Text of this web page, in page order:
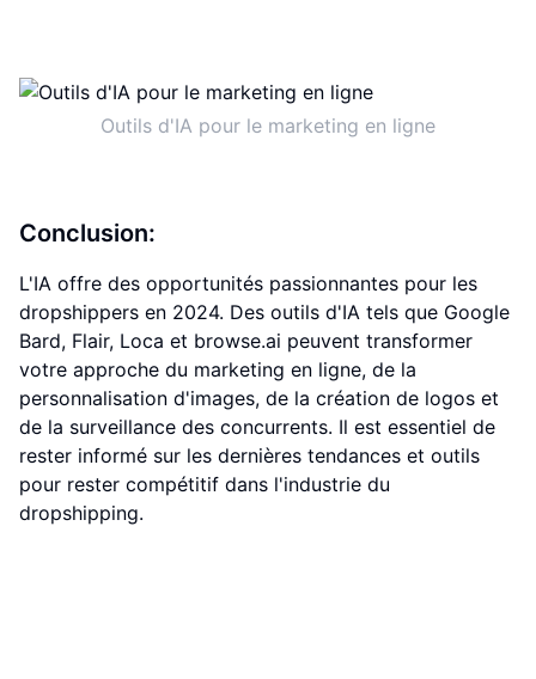
Outils d'IA pour le marketing en ligne
Conclusion:
L'IA offre des opportunités passionnantes pour les
dropshippers en 2024. Des outils d'IA tels que Google
Bard, Flair, Loca et browse.ai peuvent transformer
votre approche du marketing en ligne, de la
personnalisation d'images, de la création de logos et
de la surveillance des concurrents. Il est essentiel de
rester informé sur les dernières tendances et outils
pour rester compétitif dans l'industrie du
dropshipping.